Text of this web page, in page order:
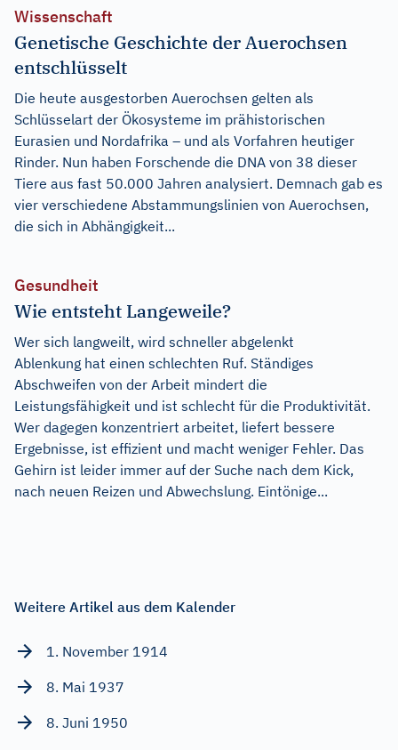
Wissenschaft
Genetische Geschichte der Auerochsen
entschlüsselt
Die heute ausgestorben Auerochsen gelten als
Schlüsselart der Ökosysteme im prähistorischen
Eurasien und Nordafrika – und als Vorfahren heutiger
Rinder. Nun haben Forschende die DNA von 38 dieser
Tiere aus fast 50.000 Jahren analysiert. Demnach gab es
vier verschiedene Abstammungslinien von Auerochsen,
die sich in Abhängigkeit...
Gesundheit
Wie entsteht Langeweile?
Wer sich langweilt, wird schneller abgelenkt
Ablenkung hat einen schlechten Ruf. Ständiges
Abschweifen von der Arbeit mindert die
Leistungsfähigkeit und ist schlecht für die Produktivität.
Wer dagegen konzentriert arbeitet, liefert bessere
Ergebnisse, ist effizient und macht weniger Fehler. Das
Gehirn ist leider immer auf der Suche nach dem Kick,
nach neuen Reizen und Abwechslung. Eintönige...
Weitere Artikel aus dem Kalender
1. November 1914
8. Mai 1937
8. Juni 1950